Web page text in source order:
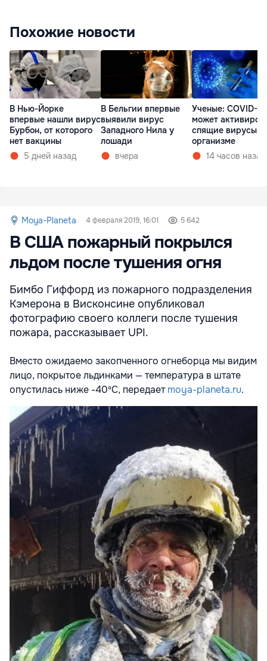
Похожие новости
В Нью-Йорке
впервые нашли вирус
Бурбон, от которого
нет вакцины
5 дней назад
В Бельгии впервые
выявили вирус
Западного Нила у
лошади
вчера
Ученые: COVID-19
может
спящие вирусы в
организме
14 часов назад
Moya-Planeta 4 февраля 2019, 16:01 5 642
В США пожарный покрылся
льдом после тушения огня
Бимбо Гиффорд из пожарного подразделения
Кэмерона в Висконсине опубликовал
фотографию своего коллеги после тушения
пожара, рассказывает UPI.
Вместо ожидаемо закопченного огнеборца мы видим
лицо, покрытое льдинками — температура в штате
опустилась ниже -40ºС, передаетmoya-planeta.ru.